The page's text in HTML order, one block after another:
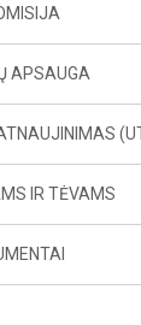
APSAUGA
IR TĖVAMS